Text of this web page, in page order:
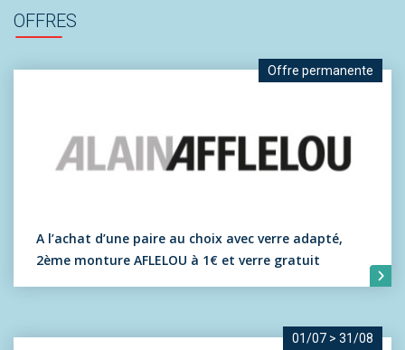
OFFRES
Offre permanente
A l’achat d’une paire au choix avec verre adapté,
2ème monture AFLELOU à 1€ et verre gratuit
01/07 > 31/08